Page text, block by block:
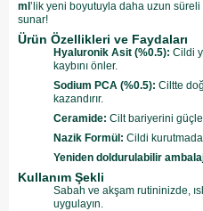
ml ’lik yeni boyutuyla daha uzun
sunar!
Ürün Özellikleri ve Faydaları
Hyaluronik Asit (%0.5): Cildi
kaybını önler.
Sodium PCA (%0.5): Ciltte
kazandırır.
Ceramide: Cilt bariyerini
Nazik Formül: Cildi
Yeniden doldurulabilir
Kullanım Şekli
Sabah ve akşam rutininizde,
uygulayın.